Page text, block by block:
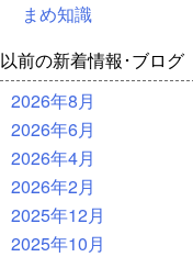
まめ知識
以前の新着情報･ブログ
2026年8月
2026年6月
2026年4月
2026年2月
2025年12月
2025年10月